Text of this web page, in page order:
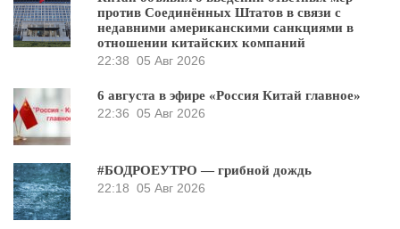
против Соединённых Штатов в связи с
недавними американскими санкциями в
отношении китайских компаний
22:38 05 Авг 2026
6 августа в эфире «Россия Китай главное»
22:36 05 Авг 2026
#БОДРОЕУТРО — грибной дождь
22:18 05 Авг 2026